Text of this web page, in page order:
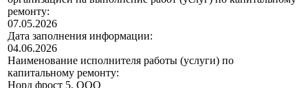
ремонту:
07.05.2026
Дата заполнения информации:
04.06.2026
Наименование исполнителя работы (услуги) по
капитальному ремонту:
Норд фрост 5, ООО